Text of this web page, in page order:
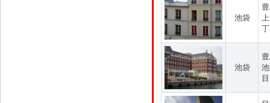
池袋
池袋